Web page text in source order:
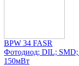
BPW 34 FASR
Фотодиод; DIL; SMD;
150мВт